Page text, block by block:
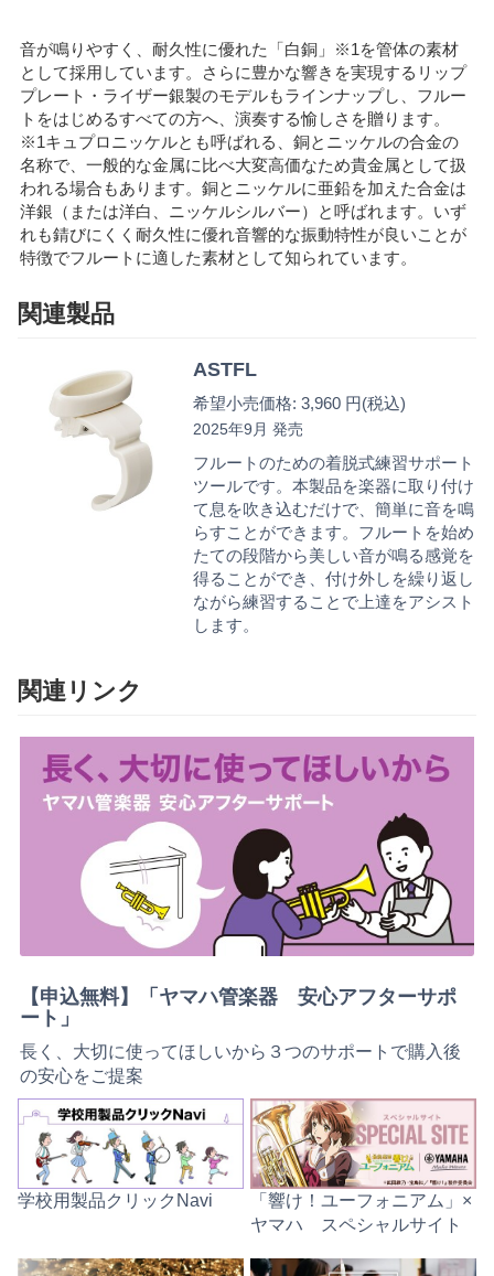
音が鳴りやすく、耐久性に優れた「白銅」※1を管体の素材
として採用しています。さらに豊かな響きを実現するリップ
プレート・ライザー銀製のモデルもラインナップし、フルー
トをはじめるすべての方へ、演奏する愉しさを贈ります。
※1キュプロニッケルとも呼ばれる、銅とニッケルの合金の
名称で、一般的な金属に比べ大変高価なため貴金属として扱
われる場合もあります。銅とニッケルに亜鉛を加えた合金は
洋銀（または洋白、ニッケルシルバー）と呼ばれます。いず
れも錆びにくく耐久性に優れ音響的な振動特性が良いことが
特徴でフルートに適した素材として知られています。
関連製品
ASTFL
希望小売価格: 3,960 円(税込)
2025年9月 発売
フルートのための着脱式練習サポート
ツールです。本製品を楽器に取り付け
て息を吹き込むだけで、簡単に音を鳴
らすことができます。フルートを始め
たての段階から美しい音が鳴る感覚を
得ることができ、付け外しを繰り返し
ながら練習することで上達をアシスト
します。
関連リンク
【申込無料】「ヤマハ管楽器 安心アフターサポ
ート」
長く、大切に使ってほしいから３つのサポートで購入後
の安心をご提案
学校用製品クリックNavi
「響け！ユーフォニアム」×
ヤマハ スペシャルサイト